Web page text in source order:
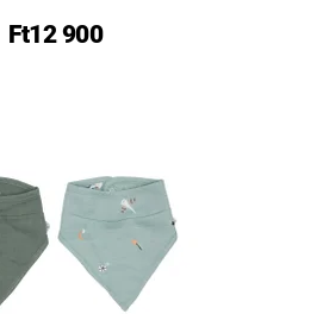
Ft12 900